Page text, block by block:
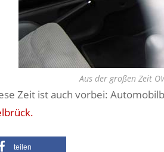
Aus der großen Zeit
Zeit ist auch vorbei:
teilen